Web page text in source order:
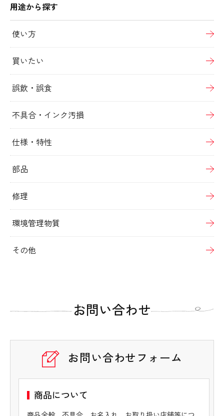
用途から探す
使い方
買いたい
誤飲・誤食
不具合・インク汚損
仕様・特性
部品
修理
環境管理物質
その他
お問い合わせ
お問い合わせフォーム
商品について